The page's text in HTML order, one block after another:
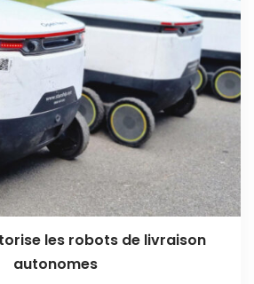
les robots de livraison
autonomes